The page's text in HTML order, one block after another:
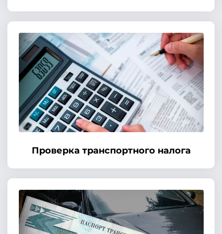
Проверка транспортного налога